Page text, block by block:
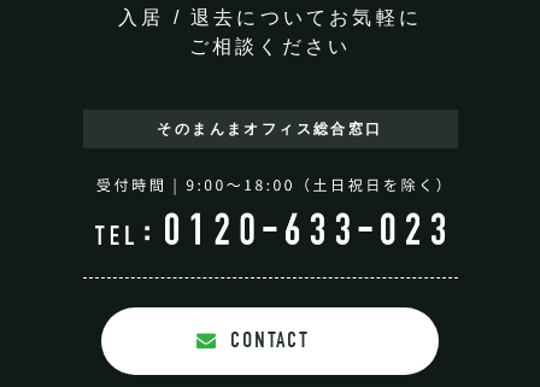
入居 / 退去についてお気軽に
ご相談ください
そのまんまオフィス 総合窓口
CONTACT